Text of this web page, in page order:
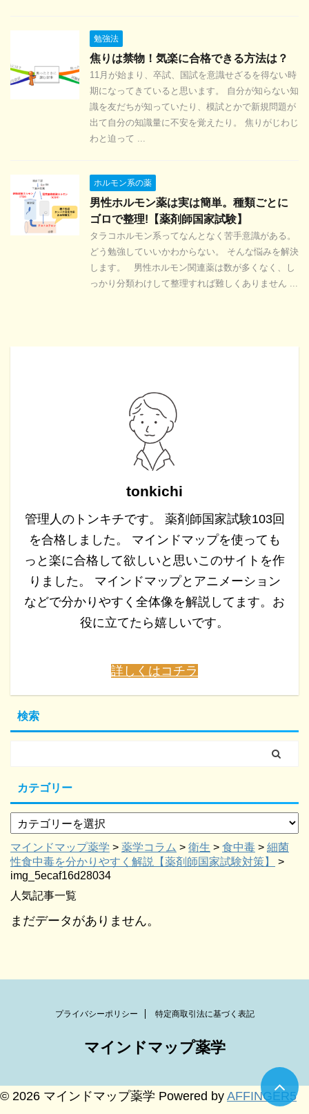
勉強法
焦りは禁物！気楽に合格できる方法は？
11月が始まり、卒試、国試を意識せざるを得ない時
期になってきていると思います。 自分が知らない知
識を友だちが知っていたり、模試とかで新規問題が
出て自分の知識量に不安を覚えたり。 焦りがじわじ
わと迫って ...
ホルモン系の薬
男性ホルモン薬は実は簡単。種類ごとに
ゴロで整理!【薬剤師国家試験】
タラコホルモン系ってなんとなく苦手意識がある。
どう勉強していいかわからない。 そんな悩みを解決
します。 男性ホルモン関連薬は数が多くなく、し
っかり分類わけして整理すれば難しくありません ...
tonkichi
管理人のトンキチです。 薬剤師国家試験103回
を合格しました。 マインドマップを使っても
っと楽に合格して欲しいと思いこのサイトを作
りました。 マインドマップとアニメーション
などで分かりやすく全体像を解説してます。お
役に立てたら嬉しいです。
詳しくはコチラ
検索
カテゴリー
マインドマップ薬学 > 薬学コラム > 衛生 > 食中毒 > 細菌
性食中毒を分かりやすく解説【薬剤師国家試験対策】
>
img_5ecaf16d28034
人気記事一覧
まだデータがありません。
プライバシーポリシー 特定商取引法に基づく表記
マインドマップ薬学
© 2026 マインドマップ薬学 Powered by AFFINGER5